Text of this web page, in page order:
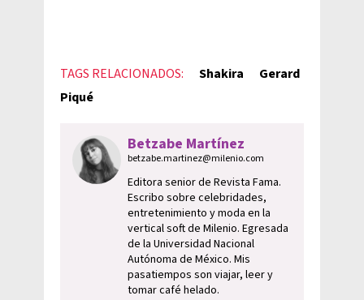
TAGS RELACIONADOS: Shakira
Gerard
Piqué
Betzabe Martínez
betzabe.martinez@milenio.com
Editora senior de Revista Fama.
Escribo sobre celebridades,
entretenimiento y moda en la
vertical soft de Milenio. Egresada
de la Universidad Nacional
Autónoma de México. Mis
pasatiempos son viajar, leer y
tomar café helado.